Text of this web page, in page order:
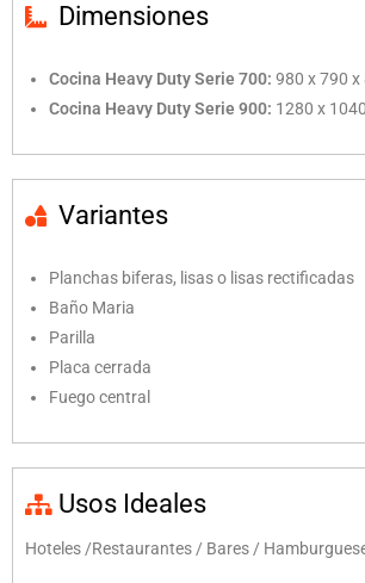
Dimensiones
Cocina Heavy Duty Serie 700: 980 x 790 x
Cocina Heavy Duty Serie 900: 1280 x
Variantes
Planchas biferas, lisas o lisas rectificadas
Baño Maria
Parilla
Placa cerrada
Fuego central
Usos Ideales
Hoteles /Restaurantes / Bares /